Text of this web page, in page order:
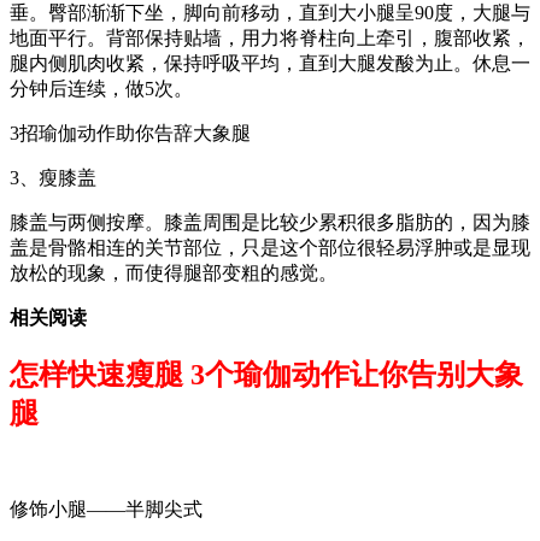
垂。臀部渐渐下坐，脚向前移动，直到大小腿呈90度，大腿与
地面平行。背部保持贴墙，用力将脊柱向上牵引，腹部收紧，
腿内侧肌肉收紧，保持呼吸平均，直到大腿发酸为止。休息一
分钟后连续，做5次。
3招瑜伽动作助你告辞大象腿
3、瘦膝盖
膝盖与两侧按摩。膝盖周围是比较少累积很多脂肪的，因为膝
盖是骨骼相连的关节部位，只是这个部位很轻易浮肿或是显现
放松的现象，而使得腿部变粗的感觉。
相关阅读
怎样快速瘦腿 3个瑜伽动作让你告别大象
腿
修饰小腿——半脚尖式